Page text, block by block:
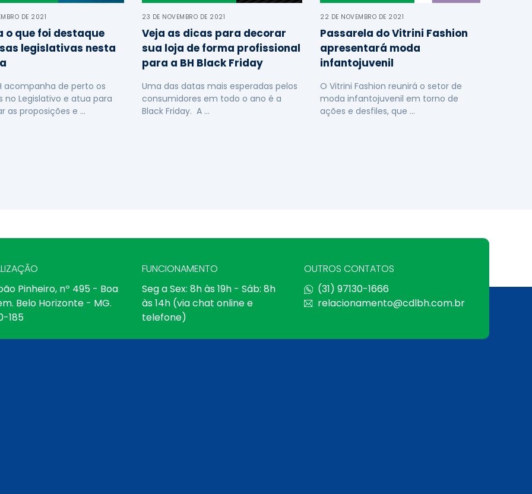
DE 2021
o que foi destaque
legislativas nesta
acompanha de perto os
no Legislativo e atua para
as proposições e …
23 DE NOVEMBRO DE 2021
Veja as dicas para decorar
sua loja de forma profissional
para a BH Black Friday
Uma das datas mais esperadas pelos
consumidores em todo o ano é a
Black Friday. A …
22 DE NOVEMBRO DE 2021
Passarela do Vitrini Fashion
apresentará moda
infantojuvenil
O Vitrini Fashion reunirá o setor de
moda infantojuvenil em torno de
ações e desfiles, que …
Pinheiro, nº 495 - Boa
Belo Horizonte - MG.
185
FUNCIONAMENTO
Seg a Sex: 8h às 19h - Sáb: 8h
às 14h (via chat online e
telefone)
OUTROS CONTATOS
(31) 97130-1666
relacionamento@cdlbh.com.br